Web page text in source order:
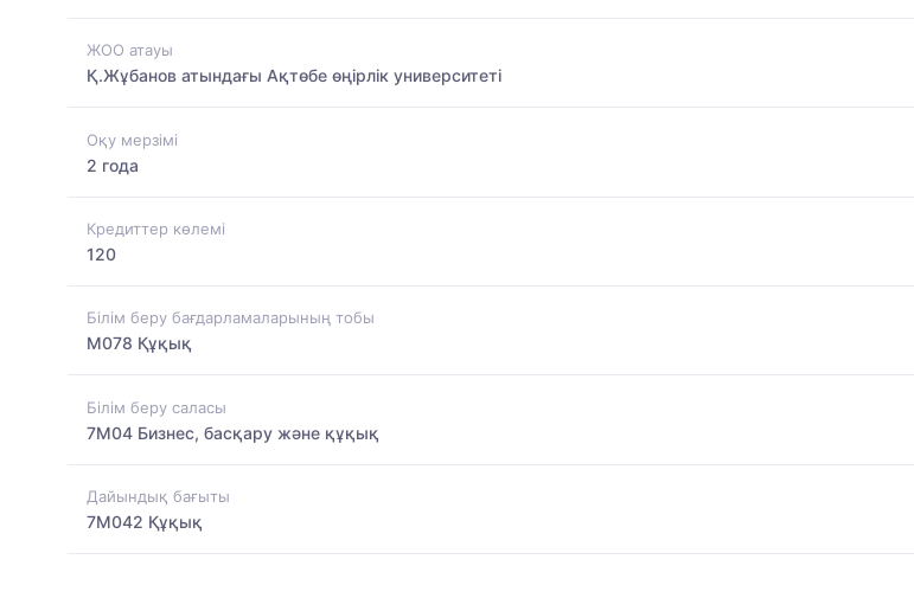
ЖОО атауы
Қ.Жұбанов атындағы Ақтөбе өңірлік университеті
Оқу мерзімі
2 года
Кредиттер көлемі
120
Білім беру бағдарламаларының тобы
M078 Құқық
Білім беру саласы
7M04 Бизнес, басқару және құқық
Дайындық бағыты
7M042 Құқық